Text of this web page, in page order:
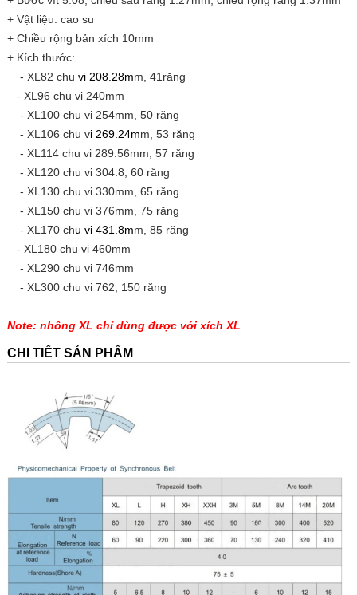
Xích XL102 B10mm
40.000đ
Xích XL106 B10mm
40.000đ
Xích XL110 B10mm
40.000đ
Xích XL116 B10mm
40.000đ
40.000đ
Xích XL120 B10mm
Xích XL124 B10mm
40.000đ
Xích XL150 B10mm
50.000đ
+ Vật liệu: cao su
+ Chiều rộng bản xích 10mm
+ Kích thước:
- XL82 chu vi 208.28mm, 41răng
- XL96 chu vi 240mm
- XL100 chu vi 254mm, 50 răng
- XL106 chu vi 269.24mm, 53 răng
- XL114 chu vi 289.56mm, 57 răng
- XL120 chu vi 304.8, 60 răng
- XL130 chu vi 330mm, 65 răng
- XL150 chu vi 376mm, 75 răng
- XL170 chu vi 431.8mm, 85 răng
- XL180 chu vi 460mm
- XL290 chu vi 746mm
- XL300 chu vi 762, 150 răng
Note: nhông XL chỉ dùng được với xích XL
CHI TIẾT SẢN PHẨM